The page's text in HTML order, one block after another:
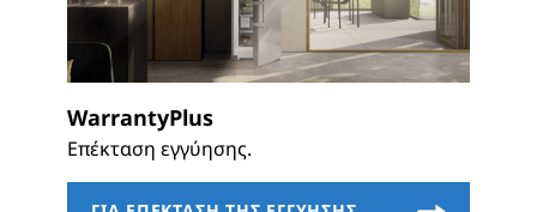
WarrantyPlus
Επέκταση εγγύησης.